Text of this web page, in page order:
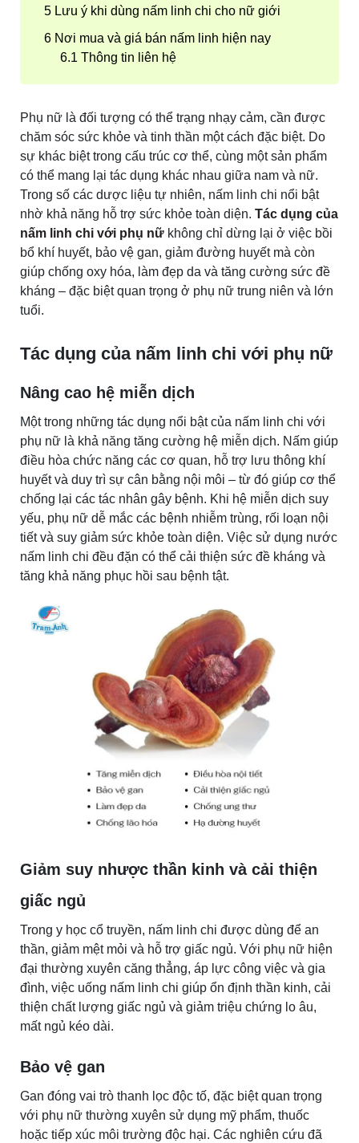
Lưu ý khi dùng nấm linh chi cho nữ giới
Nơi mua và giá bán nấm linh hiện nay
Thông tin liên hệ
Phụ nữ là đối tượng có thể trạng nhạy cảm, cần được
chăm sóc sức khỏe và tinh thần một cách đặc biệt. Do
sự khác biệt trong cấu trúc cơ thể, cùng một sản phẩm
có thể mang lại tác dụng khác nhau giữa nam và nữ.
Trong số các dược liệu tự nhiên, nấm linh chi nổi bật
nhờ khả năng hỗ trợ sức khỏe toàn diện. Tác dụng của
nấm linh chi với phụ nữ không chỉ dừng lại ở việc bồi
bổ khí huyết, bảo vệ gan, giảm đường huyết mà còn
giúp chống oxy hóa, làm đẹp da và tăng cường sức đề
kháng – đặc biệt quan trọng ở phụ nữ trung niên và lớn
tuổi.
Tác dụng của nấm linh chi với phụ nữ
Nâng cao hệ miễn dịch
Một trong những tác dụng nổi bật của nấm linh chi với
phụ nữ là khả năng tăng cường hệ miễn dịch. Nấm giúp
điều hòa chức năng các cơ quan, hỗ trợ lưu thông khí
huyết và duy trì sự cân bằng nội môi – từ đó giúp cơ thể
chống lại các tác nhân gây bệnh. Khi hệ miễn dịch suy
yếu, phụ nữ dễ mắc các bệnh nhiễm trùng, rối loạn nội
tiết và suy giảm sức khỏe toàn diện. Việc sử dụng nước
nấm linh chi đều đặn có thể cải thiện sức đề kháng và
tăng khả năng phục hồi sau bệnh tật.
Giảm suy nhược thần kinh và cải thiện
giấc ngủ
Trong y học cổ truyền, nấm linh chi được dùng để an
thần, giảm mệt mỏi và hỗ trợ giấc ngủ. Với phụ nữ hiện
đại thường xuyên căng thẳng, áp lực công việc và gia
đình, việc uống nấm linh chi giúp ổn định thần kinh, cải
thiện chất lượng giấc ngủ và giảm triệu chứng lo âu,
mất ngủ kéo dài.
Bảo vệ gan
Gan đóng vai trò thanh lọc độc tố, đặc biệt quan trọng
với phụ nữ thường xuyên sử dụng mỹ phẩm, thuốc
hoặc tiếp xúc môi trường độc hại. Các nghiên cứu đã